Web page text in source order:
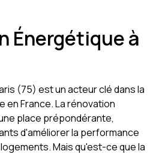
Énergétique à
(75) est un acteur clé dans la
en France. La rénovation
place prépondérante,
d'améliorer la performance
Mais qu'est-ce que la